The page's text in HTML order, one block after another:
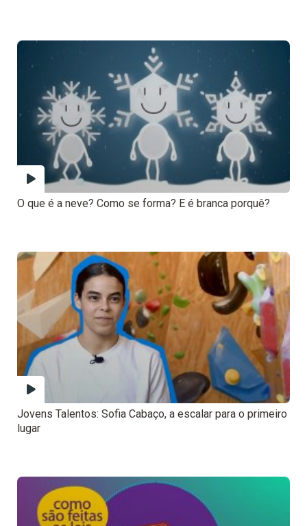
O que é a neve? Como se forma? E é branca porquê?
Jovens Talentos: Sofia Cabaço, a escalar para o primeiro
lugar